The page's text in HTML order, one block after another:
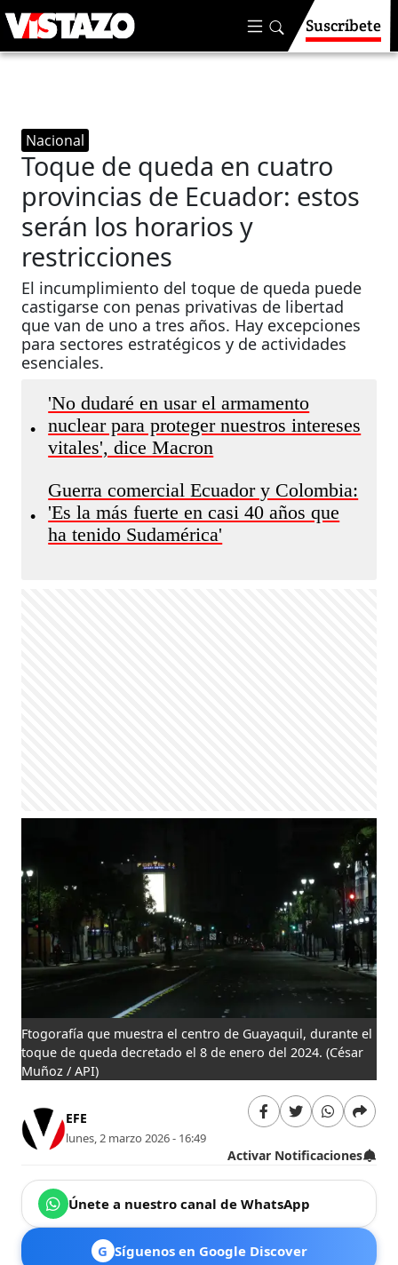
Suscríbete
Nacional
Toque de queda en cuatro
provincias de Ecuador: estos
serán los horarios y
restricciones
El incumplimiento del toque de queda puede
castigarse con penas privativas de libertad
que van de uno a tres años. Hay excepciones
para sectores estratégicos y de actividades
esenciales.
•
'No dudaré en usar el armamento
nuclear para proteger nuestros intereses
vitales', dice Macron
•
Guerra comercial Ecuador y Colombia:
'Es la más fuerte en casi 40 años que
ha tenido Sudamérica'
Ftogorafía que muestra el centro de Guayaquil, durante el
toque de queda decretado el 8 de enero del 2024. (César
Muñoz / API)
EFE
lunes, 2 marzo 2026 - 16:49
Activar Notificaciones
Únete a nuestro canal de WhatsApp
G Síguenos en Google Discover